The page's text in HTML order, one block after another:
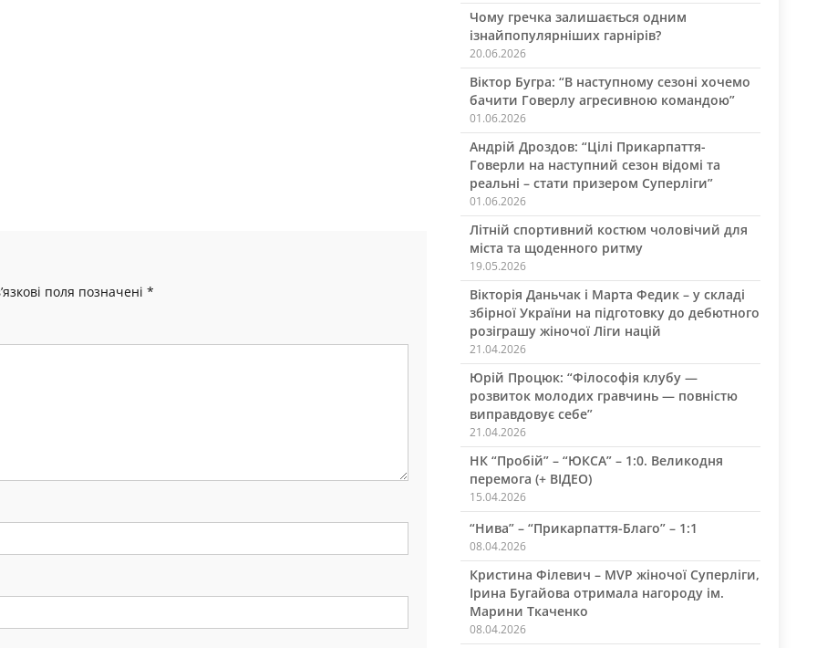
поля позначені *
Чому гречка залишається одним
ізнайпопулярніших гарнірів?
20.06.2026
Віктор Бугра: “В наступному сезоні хочемо
бачити Говерлу агресивною командою”
01.06.2026
Андрій Дроздов: “Цілі Прикарпаття-
Говерли на наступний сезон відомі та
реальні – стати призером Суперліги”
01.06.2026
Літній спортивний костюм чоловічий для
міста та щоденного ритму
19.05.2026
Вікторія Даньчак і Марта Федик – у складі
збірної України на підготовку до дебютного
розіграшу жіночої Ліги націй
21.04.2026
Юрій Процюк: “Філософія клубу —
розвиток молодих гравчинь — повністю
виправдовує себе”
21.04.2026
НК “Пробій” – “ЮКСА” – 1:0. Великодня
перемога (+ ВІДЕО)
15.04.2026
“Нива” – “Прикарпаття-Благо” – 1:1
08.04.2026
Кристина Філевич – MVP жіночої Суперліги,
Ірина Бугайова отримала нагороду ім.
Марини Ткаченко
08.04.2026